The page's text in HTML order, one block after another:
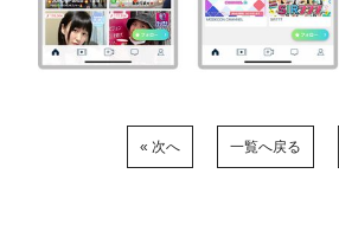
« 次へ 一覧へ戻る